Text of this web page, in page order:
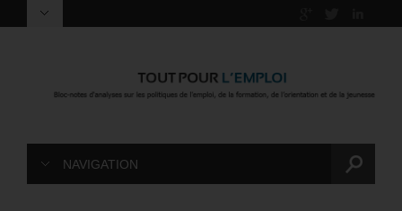
NAVIGATION